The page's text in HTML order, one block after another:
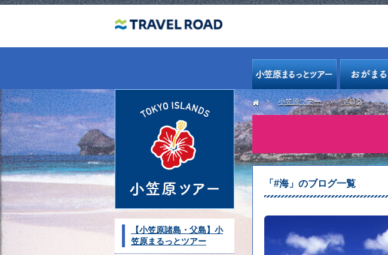
【小笠原諸島・父島】小
笠原まるっとツアー
小笠原ツアー ブログ
「#海」のブログ一覧